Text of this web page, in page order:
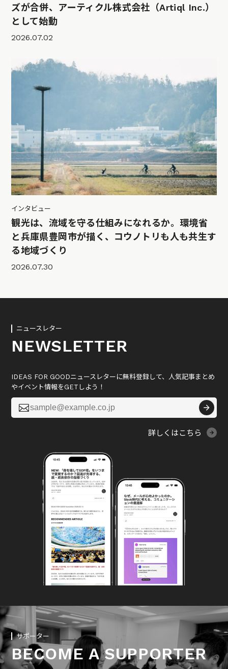
ズが合併、アーティクル株式会社（Artiql Inc.）
として始動
2026.07.02
インタビュー
観光は、流域を守る仕組みになれるか。環境省
と兵庫県豊岡市が描く、コウノトリも人も共生す
る地域づくり
2026.07.30
ニュースレター
NEWSLETTER
IDEAS FOR GOODニュースレターに無料登録して、人気記事まとめ
やイベント情報をGETしよう！

詳しくはこちら
サポーター
BECOME A SUPPORTER